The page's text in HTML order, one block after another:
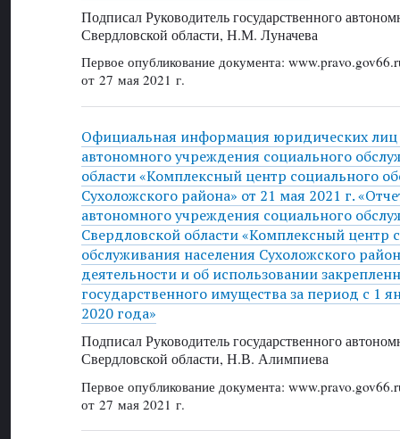
Подписал Руководитель государственного
Свердловской области, Н.М. Луначева
Первое опубликование документа:
от 27 мая 2021 г.
Официальная информация юридических лиц
автономного учреждения социального
области «Комплексный центр социального
Сухоложского района» от 21 мая 2021 г.
автономного учреждения социального
Свердловской области «Комплексный центр
обслуживания населения Сухоложского
деятельности и об использовании
государственного имущества за период с 1
2020 года»
Подписал Руководитель государственного
Свердловской области, Н.В. Алимпиева
Первое опубликование документа:
от 27 мая 2021 г.